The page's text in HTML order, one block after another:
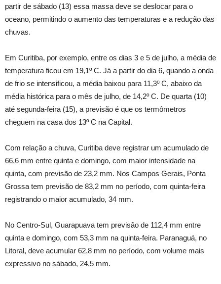
partir de sábado (13) essa massa deve se deslocar para o
oceano, permitindo o aumento das temperaturas e a redução das
chuvas.
Em Curitiba, por exemplo, entre os dias 3 e 5 de julho, a média de
temperatura ficou em 19,1º C. Já a partir do dia 6, quando a onda
de frio se intensificou, a média baixou para 11,3º C, abaixo da
média histórica para o mês de julho, de 14,2º C. De quarta (10)
até segunda-feira (15), a previsão é que os termômetros
cheguem na casa dos 13º C na Capital.
Com relação a chuva, Curitiba deve registrar um acumulado de
66,6 mm entre quinta e domingo, com maior intensidade na
quinta, com previsão de 23,2 mm. Nos Campos Gerais, Ponta
Grossa tem previsão de 83,2 mm no período, com quinta-feira
registrando o maior acumulado, 34 mm.
No Centro-Sul, Guarapuava tem previsão de 112,4 mm entre
quinta e domingo, com 53,3 mm na quinta-feira. Paranaguá, no
Litoral, deve acumular 62,8 mm no período, com volume mais
expressivo no sábado, 24,5 mm.